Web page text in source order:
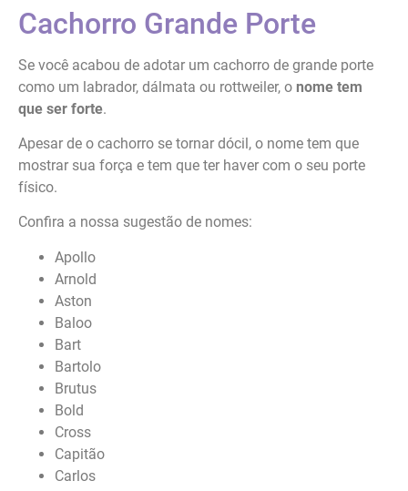
Cachorro Grande Porte
Se você acabou de adotar um cachorro de grande porte
como um labrador, dálmata ou rottweiler, o nome tem
que ser forte.
Apesar de o cachorro se tornar dócil, o nome tem que
mostrar sua força e tem que ter haver com o seu porte
físico.
Confira a nossa sugestão de nomes:
Apollo
Arnold
Aston
Baloo
Bart
Bartolo
Brutus
Bold
Cross
Capitão
Carlos